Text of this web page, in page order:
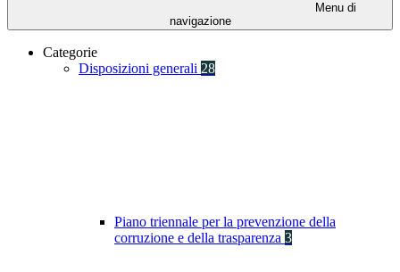
Menu di
navigazione
Categorie
Disposizioni generali 28
Piano triennale per la prevenzione della
corruzione e della trasparenza 3